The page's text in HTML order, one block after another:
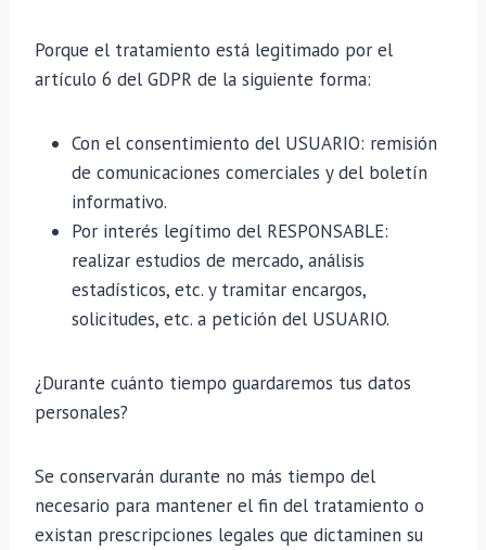
Porque el tratamiento está legitimado por el
artículo 6 del GDPR de la siguiente forma:
Con el consentimiento del USUARIO: remisión
de comunicaciones comerciales y del boletín
informativo.
Por interés legítimo del RESPONSABLE:
realizar estudios de mercado, análisis
estadísticos, etc. y tramitar encargos,
solicitudes, etc. a petición del USUARIO.
¿Durante cuánto tiempo guardaremos tus datos
personales?
Se conservarán durante no más tiempo del
necesario para mantener el fin del tratamiento o
existan prescripciones legales que dictaminen su